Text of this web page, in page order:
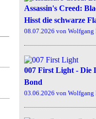
Assassin's Creed:
Hisst die schwarze
08.07.2026 von Wolfgang
007 First Light - Die
Bond
03.06.2026 von Wolfgang